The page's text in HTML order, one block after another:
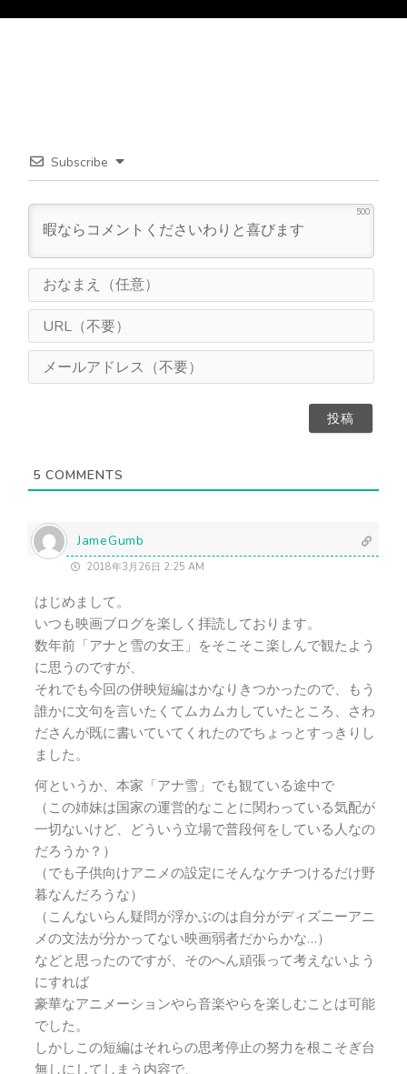
Subscribe
500
ま
（
意
L
（
5 COMMENTS
JameGumb
2018年3月26日 2:25 AM
はじめまして。
いつも映画ブログを楽しく拝読しております。
数年前「アナと雪の女王」をそこそこ楽しんで観たよう
に思うのですが、
それでも今回の併映短編はかなりきつかったので、もう
誰かに文句を言いたくてムカムカしていたところ、さわ
ださんが既に書いていてくれたのでちょっとすっきりし
ました。
何というか、本家「アナ雪」でも観ている途中で
（この姉妹は国家の運営的なことに関わっている気配が
一切ないけど、どういう立場で普段何をしている人なの
だろうか？）
（でも子供向けアニメの設定にそんなケチつけるだけ野
暮なんだろうな）
（こんないらん疑問が浮かぶのは自分がディズニーアニ
メの文法が分かってない映画弱者だからかな…）
などと思ったのですが、そのへん頑張って考えないよう
にすれば
豪華なアニメーションやら音楽やらを楽しむことは可能
でした。
しかしこの短編はそれらの思考停止の努力を根こそぎ台
無しにしてしまう内容で、